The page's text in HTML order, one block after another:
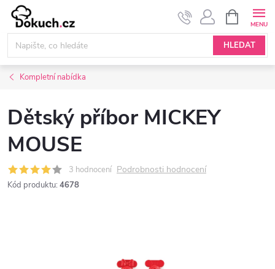
Přejít
obsah
HLEDAT
NÁKUPNÍ
KOŠÍK
Kompletní nabídka
Dětský příbor MICKEY
MOUSE
3 hodnocení Podrobnosti hodnocení
Kód produktu: 4678